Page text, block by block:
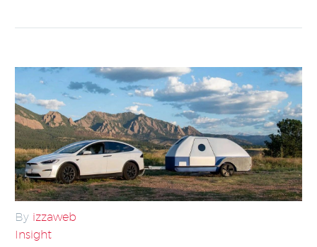
By izzaweb
Insight